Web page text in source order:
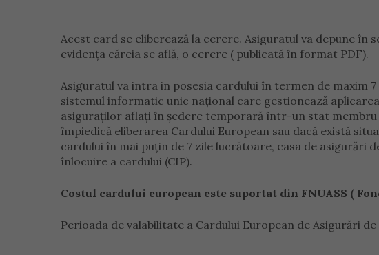
Acest card se eliberează la cerere. Asiguratul va depune în
evidenţa căreia se află, o cerere ( publicată în format PDF).
Asiguratul va intra in posesia cardului în termen de
sistemul informatic unic naţional care gestionează
asiguraţilor aflaţi în şedere temporară într-un stat
împiedică eliberarea Cardului European sau dacă există
cardului în mai puţin de 7 zile lucrătoare, casa de asigurări
înlocuire a cardului (CIP).
Costul cardului european este suportat din FNUASS (
Perioada de valabilitate a Cardului European de Asigurări